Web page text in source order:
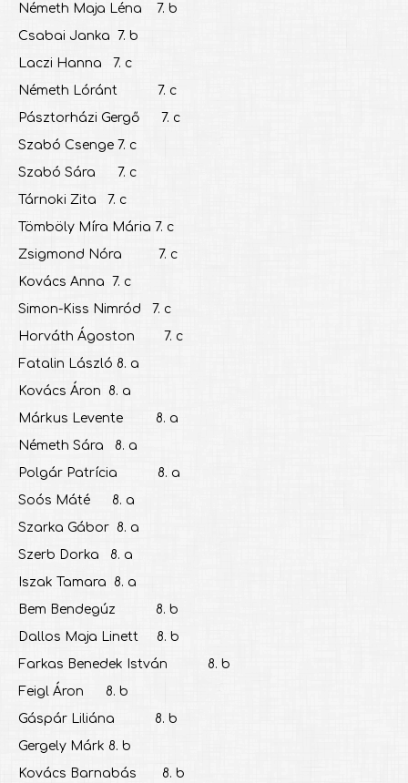
Németh Maja Léna 7. b
Csabai Janka 7. b
Laczi Hanna 7. c
Németh Lóránt 7. c
Pásztorházi Gergő 7. c
Szabó Csenge 7. c
Szabó Sára 7. c
Tárnoki Zita 7. c
Tömböly Míra Mária 7. c
Zsigmond Nóra 7. c
Kovács Anna 7. c
Simon-Kiss Nimród 7. c
Horváth Ágoston 7. c
Fatalin László 8. a
Kovács Áron 8. a
Márkus Levente 8. a
Németh Sára 8. a
Polgár Patrícia 8. a
Soós Máté 8. a
Szarka Gábor 8. a
Szerb Dorka 8. a
Iszak Tamara 8. a
Bem Bendegúz 8. b
Dallos Maja Linett 8. b
Farkas Benedek István 8. b
Feigl Áron 8. b
Gáspár Liliána 8. b
Gergely Márk 8. b
Kovács Barnabás 8. b